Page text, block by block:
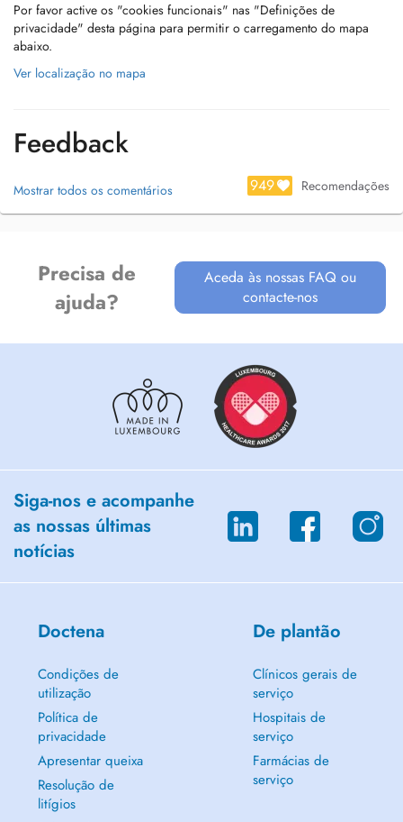
Por favor active os "cookies funcionais" nas "Definições de
privacidade" desta página para permitir o carregamento do mapa
abaixo.
Ver localização no mapa
Feedback
Mostrar todos os comentários 949 Recomendações
Precisa de
ajuda?
Aceda às nossas FAQ ou
contacte-nos
Siga-nos e acompanhe
as nossas últimas
notícias
Doctena
Condições de
utilização
Política de
privacidade
Apresentar queixa
Resolução de
litígios
De plantão
Clínicos gerais de
serviço
Hospitais de
serviço
Farmácias de
serviço